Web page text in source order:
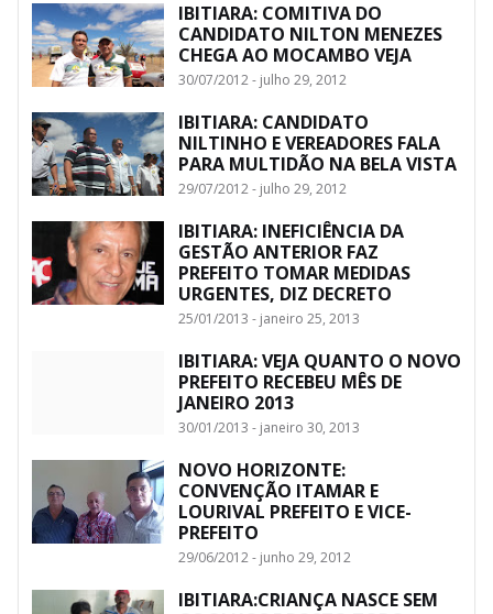
IBITIARA: COMITIVA DO
CANDIDATO NILTON MENEZES
CHEGA AO MOCAMBO VEJA
30/07/2012 - julho 29, 2012
IBITIARA: CANDIDATO
NILTINHO E VEREADORES FALA
PARA MULTIDÃO NA BELA VISTA
29/07/2012 - julho 29, 2012
IBITIARA: INEFICIÊNCIA DA
GESTÃO ANTERIOR FAZ
PREFEITO TOMAR MEDIDAS
URGENTES, DIZ DECRETO
25/01/2013 - janeiro 25, 2013
IBITIARA: VEJA QUANTO O NOVO
PREFEITO RECEBEU MÊS DE
JANEIRO 2013
30/01/2013 - janeiro 30, 2013
NOVO HORIZONTE:
CONVENÇÃO ITAMAR E
LOURIVAL PREFEITO E VICE-
PREFEITO
29/06/2012 - junho 29, 2012
IBITIARA:CRIANÇA NASCE SEM